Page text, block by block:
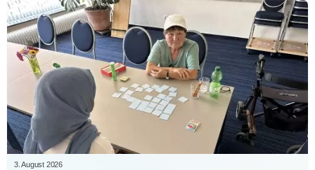
3. August 2026